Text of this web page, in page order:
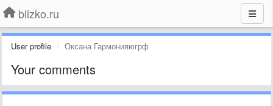
blizko.ru
User profile Оксана Гармонияюгрф
Your comments